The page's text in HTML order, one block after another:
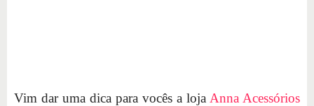
Vim dar uma dica para vocês a loja Anna Acessórios